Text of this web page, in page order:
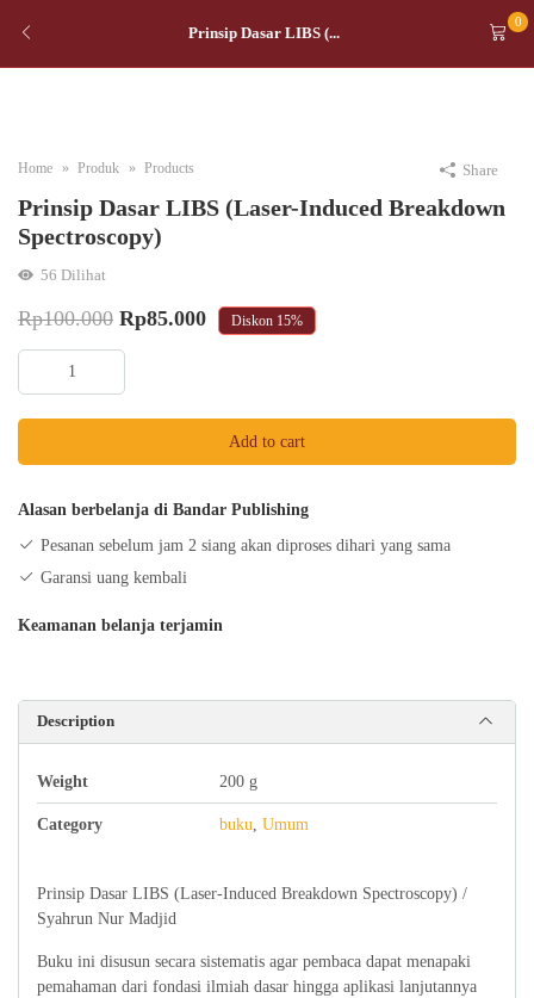
Prinsip Dasar LIBS (...
0
Home Produk Products
Prinsip Dasar LIBS (Laser-Induced Breakdown
Spectroscopy)
56 Dilihat
Rp100.000 Original
price
was:
Rp85.000Current
Diskon 15%
Dasar
LIBS
Breakdown
Add to cart
Alasan berbelanja di Bandar Publishing
Pesanan sebelum jam 2 siang akan diproses dihari yang sama
Garansi uang kembali
Keamanan belanja terjamin
Share
Description
Weight 200 g
Category buku, Umum
Prinsip Dasar LIBS (Laser-Induced Breakdown Spectroscopy) /
Syahrun Nur Madjid
Buku ini disusun secara sistematis agar pembaca dapat menapaki
pemahaman dari fondasi ilmiah dasar hingga aplikasi lanjutannya